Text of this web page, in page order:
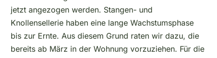
jetzt angezogen werden. Stangen- und
Knollensellerie haben eine lange Wachstumsphase
bis zur Ernte. Aus diesem Grund raten wir dazu, die
bereits ab März in der Wohnung vorzuziehen. Für die